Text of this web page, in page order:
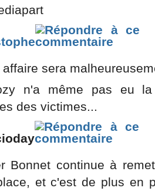
affaire sera
n'a même pas eu
des victimes...
Bonnet continue à
et c'est de plus en